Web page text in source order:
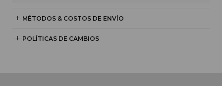
MÉTODOS & COSTOS DE ENVÍO
POLÍTICAS DE CAMBIOS